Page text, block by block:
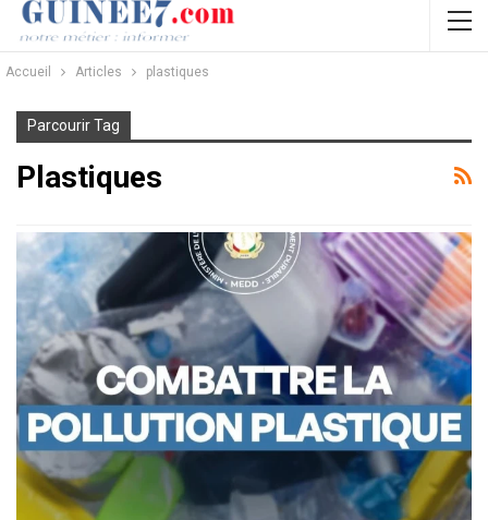
Accueil Articles plastiques
Parcourir Tag
Plastiques